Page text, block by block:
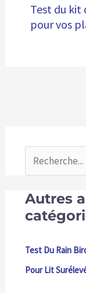
Test du kit
pour vos
Autres
Test Du Rain
Pour Lit